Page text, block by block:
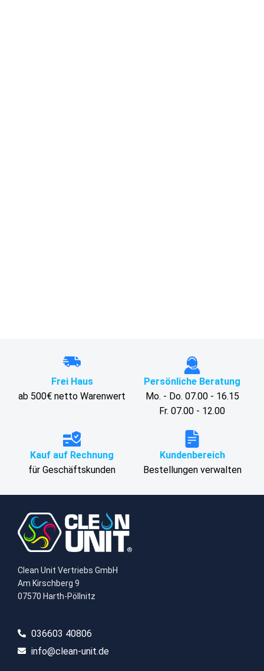
Frei Haus
ab 500€ netto Warenwert
Persönliche Beratung
Mo. - Do. 07.00 - 16.15
Fr. 07.00 - 12.00
Kauf auf Rechnung
für Geschäftskunden
Kundenbereich
Bestellungen verwalten
Clean Unit Vertriebs GmbH
Am Kirschberg 9
07570 Harth-Pöllnitz
036603 40806​
info@clean-unit.de